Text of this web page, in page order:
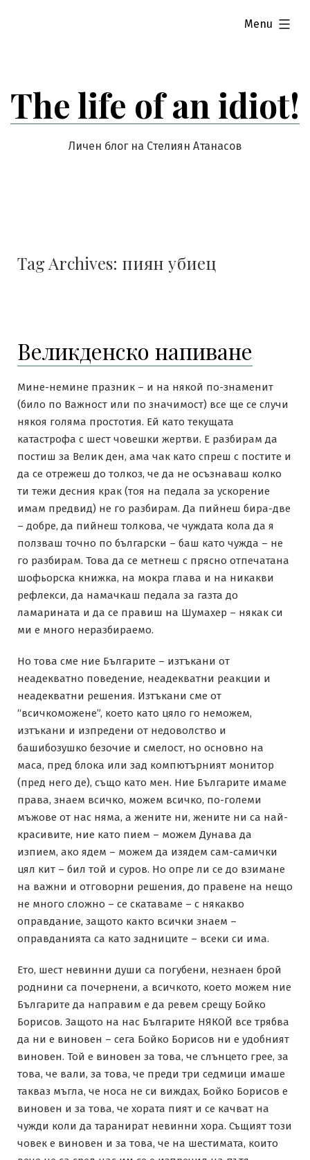
The life of an idiot!
Личен блог на Стелиян Атанасов
Menu
expanded
Tag Archives: пиян убиец
Великденско напиване
Мине-немине празник – и на някой по-знаменит
(било по Важност или по значимост) все ще се случи
някоя голяма простотия. Ей като текущата
катастрофа с шест човешки жертви. Е разбирам да
постиш за Велик ден, ама чак като спреш с постите и
да се отрежеш до толкоз, че да не осъзнаваш колко
ти тежи десния крак (тоя на педала за ускорение
имам предвид) не го разбирам. Да пийнеш бира-две
– добре, да пийнеш толкова, че чуждата кола да я
ползваш точно по български – баш като чужда – не
го разбирам. Това да се метнеш с прясно отпечатана
шофьорска книжка, на мокра глава и на никакви
рефлекси, да намачкаш педала за газта до
ламарината и да се правиш на Шумахер – някак си
ми е много неразбираемо.
Но това сме ние Българите – изтъкани от
неадекватно поведение, неадекватни реакции и
неадекватни решения. Изтъкани сме от
“всичкоможене”, което като цяло го неможем,
изтъкани и изпредени от недоволство и
башибозушко безочие и смелост, но основно на
маса, пред блока или зад компютърният монитор
(пред него де), също като мен. Ние Българите имаме
права, знаем всичко, можем всичко, по-големи
мъжове от нас няма, а жените ни, жените ни са най-
красивите, ние като пием – можем Дунава да
изпием, ако ядем – можем да изядем сам-самички
цял кит – бил той и суров. Но опре ли се до взимане
на важни и отговорни решения, до правене на нещо
не много сложно – се скатаваме – с някакво
оправдание, защото както всички знаем –
оправданията са като задниците – всеки си има.
Ето, шест невинни души са погубени, незнаен брой
роднини са почернени, а всичкото, което можем ние
Българите да направим е да ревем срещу Бойко
Борисов. Защото на нас Българите НЯКОЙ все трябва
да ни е виновен – сега Бойко Борисов ни е удобният
виновен. Той е виновен за това, че слънцето грее, за
това, че вали, за това, че преди три седмици имаше
такваз мъгла, че носа не си виждах, Бойко Борисов е
виновен и за това, че хората пият и се качват на
чужди коли да таранират невинни хора. Същият този
човек е виновен и за това, че на шестимата, които